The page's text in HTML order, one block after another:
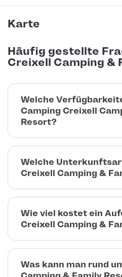
Karte
Häufig gestellte
Creixell Camping &
Welche
Camping Creixell
Resort?
Welche
Creixell Camping &
Wie viel kostet ein
Creixell Camping &
Was kann man rund